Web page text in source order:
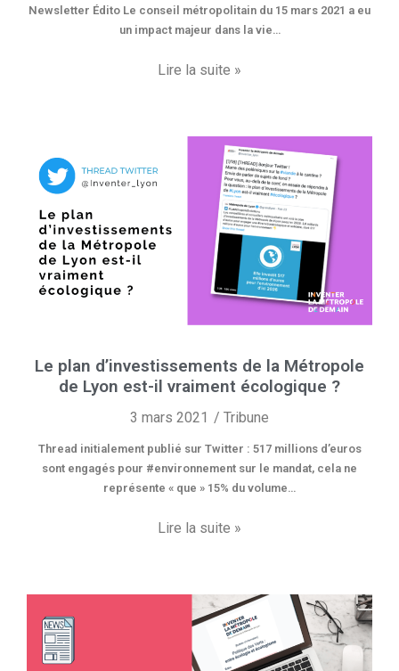
Newsletter Édito Le conseil métropolitain du 15 mars 2021 a eu
un impact majeur dans la vie…
Lire la suite »
Le plan d’investissements de la Métropole
de Lyon est-il vraiment écologique ?
3 mars 2021 Tribune
Thread initialement publié sur Twitter : 517 millions d’euros
sont engagés pour #environnement sur le mandat, cela ne
représente « que » 15% du volume…
Lire la suite »